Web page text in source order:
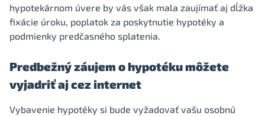
hypotekárnom úvere by vás však mala zaujímať aj dĺžka
fixácie úroku, poplatok za poskytnutie hypotéky a
podmienky predčasného splatenia.
Predbežný záujem o hypotéku môžete
vyjadriť aj cez internet
Vybavenie hypotéky si bude vyžadovať vašu osobnú